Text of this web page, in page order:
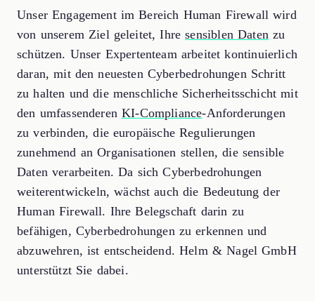
Unser Engagement im Bereich Human Firewall wird
von unserem Ziel geleitet, Ihresensiblen Datenzu
schützen. Unser Expertenteam arbeitet kontinuierlich
daran, mit den neuesten Cyberbedrohungen Schritt
zu halten und die menschliche Sicherheitsschicht mit
den umfassenderenKI-Compliance-Anforderungen
zu verbinden, die europäische Regulierungen
zunehmend an Organisationen stellen, die sensible
Daten verarbeiten. Da sich Cyberbedrohungen
weiterentwickeln, wächst auch die Bedeutung der
Human Firewall. Ihre Belegschaft darin zu
befähigen, Cyberbedrohungen zu erkennen und
abzuwehren, ist entscheidend. Helm & Nagel GmbH
unterstützt Sie dabei.